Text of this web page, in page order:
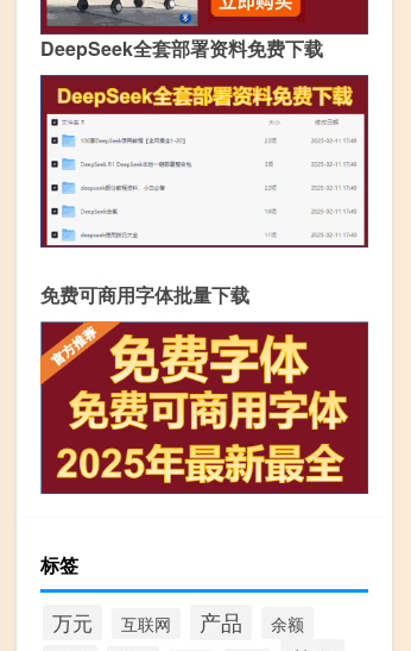
DeepSeek全套部署资料免费下载
免费可商用字体批量下载
标签
万元 互联网 产品
余额